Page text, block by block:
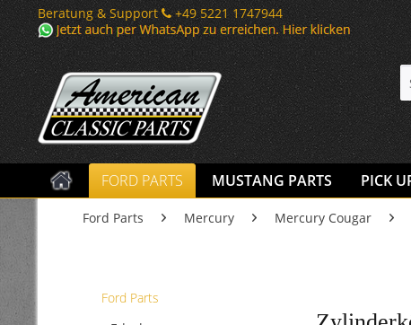
Beratung & Support
+49 5221 1747944
FORD PARTS MUSTANG PARTS PICK
Ford Parts Mercury Mercury Cougar
Ford Parts